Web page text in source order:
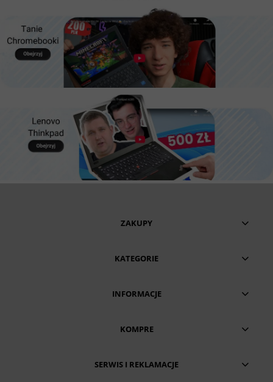
ZAKUPY
KATEGORIE
INFORMACJE
KOMPRE
SERWIS I REKLAMACJE